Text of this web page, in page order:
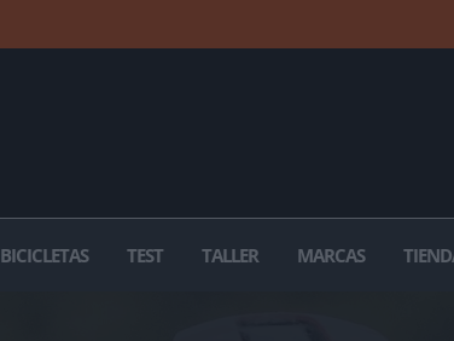
BICICLETAS TEST TALLER MARCAS